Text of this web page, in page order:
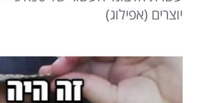
יוצרים (אפילוג)